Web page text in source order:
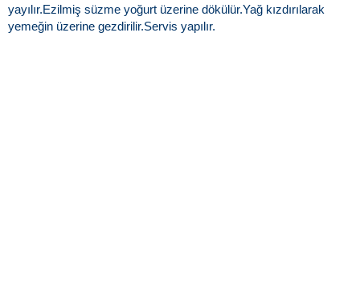
yayılır.Ezilmiş süzme yoğurt üzerine dökülür.Yağ kızdırılarak
yemeğin üzerine gezdirilir.Servis yapılır.